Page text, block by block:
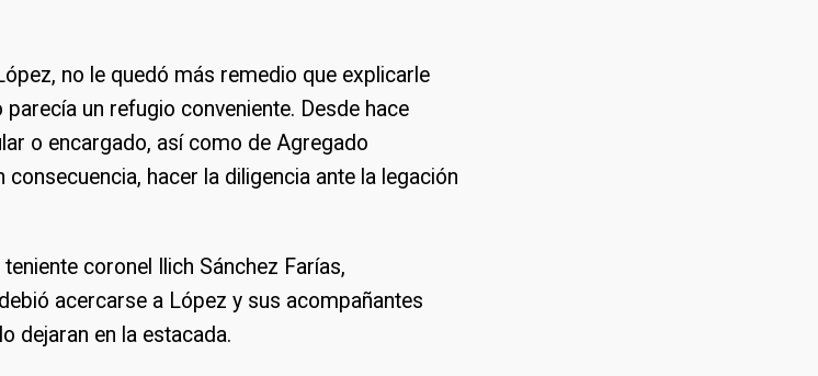
no le quedó más remedio que explicarle
un refugio conveniente. Desde hace
o encargado, así como de Agregado
hacer la diligencia ante la legación
coronel Ilich Sánchez Farías,
acercarse a López y sus acompañantes
dejaran en la estacada.